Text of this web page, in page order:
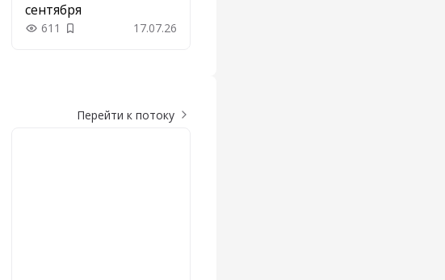
сентября
611 Добавить в закладки
17.07.26
Перейти к потоку